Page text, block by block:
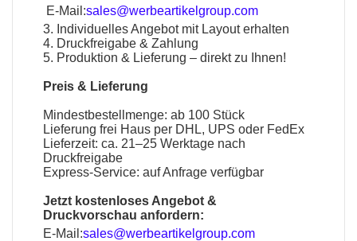
E-Mail:sales@werbeartikelgroup.com
3. Individuelles Angebot mit Layout erhalten
4. Druckfreigabe & Zahlung
5. Produktion & Lieferung – direkt zu Ihnen!
Preis & Lieferung
Mindestbestellmenge: ab 100 Stück
Lieferung frei Haus per DHL, UPS oder FedEx
Lieferzeit: ca. 21–25 Werktage nach
Druckfreigabe
Express-Service: auf Anfrage verfügbar
Jetzt kostenloses Angebot &
Druckvorschau anfordern:
E-Mail:sales@werbeartikelgroup.com